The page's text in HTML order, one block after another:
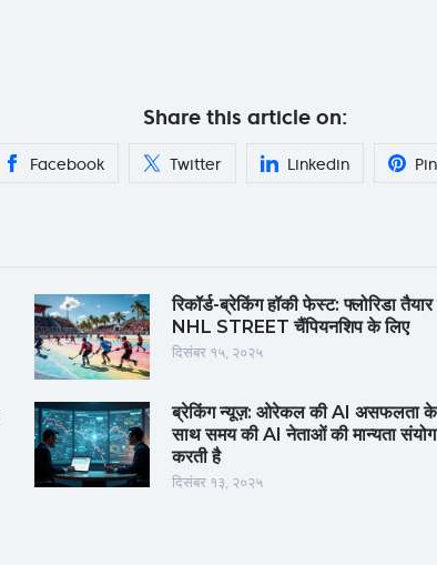
Share this article on:
Facebook Twitter Linkedin
रिकॉर्ड-ब्रेकिंग हॉकी फेस्ट: फ्लोरिडा
NHL STREET चैंपियनशिप के लिए
दिसंबर १५, २०२५
ब्रेकिंग न्यूज़: ओरेकल की AI असफलता के
साथ समय की AI नेताओं की मान्यता संयोग
करती है
दिसंबर १३, २०२५